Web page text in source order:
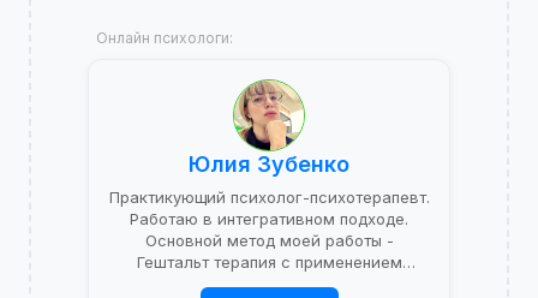
Онлайн психологи:
Юлия Зубенко
Практикующий психолог-психотерапевт.
Работаю в интегративном подходе.
Основной метод моей работы -
Гештальт терапия с применением
психоаналитической теории.